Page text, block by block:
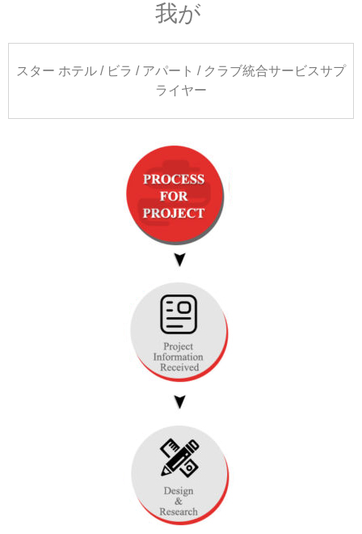
我が
スター ホテル / ビラ / アパート / クラブ統合サービスサプ
ライヤー